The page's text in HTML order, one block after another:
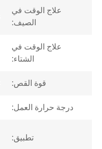
علاج الوقت في
الصيف:
علاج الوقت في
الشتاء:
قوة القص:
درجة حرارة العمل:
تطبيق: